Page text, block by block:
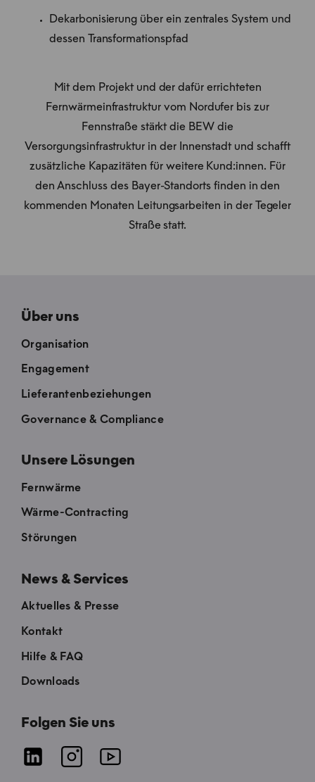
Dekarbonisierung über ein zentrales System und
dessen Transformationspfad
Mit dem Projekt und der dafür errichteten
Fernwärmeinfrastruktur vom Nordufer bis zur
Fennstraße stärkt die BEW die
Versorgungsinfrastruktur in der Innenstadt und schafft
zusätzliche Kapazitäten für weitere Kund:innen. Für
den Anschluss des Bayer-Standorts finden in den
kommenden Monaten Leitungsarbeiten in der Tegeler
Straße statt.
Über uns
Organisation
Engagement
Lieferantenbeziehungen
Governance & Compliance
Unsere Lösungen
Fernwärme
Wärme-Contracting
Störungen
News & Services
Aktuelles & Presse
Kontakt
Hilfe & FAQ
Downloads
Folgen Sie uns